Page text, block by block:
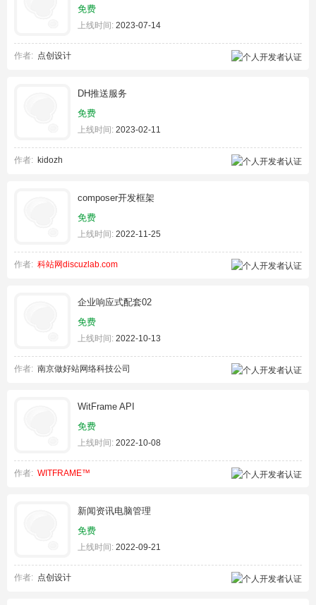
免费
上线时间: 2023-07-14
作者: 点创设计
DH推送服务
免费
上线时间: 2023-02-11
作者: kidozh
composer开发框架
免费
上线时间: 2022-11-25
作者: 科站网discuzlab.com
企业响应式配套02
免费
上线时间: 2022-10-13
作者: 南京做好站网络科技公司
WitFrame API
免费
上线时间: 2022-10-08
作者: WITFRAME™
新闻资讯电脑管理
免费
上线时间: 2022-09-21
作者: 点创设计